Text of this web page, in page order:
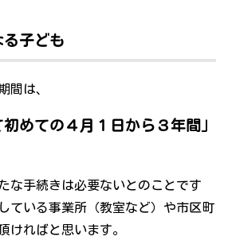
子ども
間は、
初めての４月１日から３年間」
な手続きは必要ないとのことです
ている事業所（教室など）や市区町
ければと思います。